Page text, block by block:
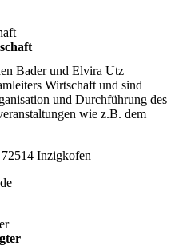
Bader und Elvira Utz
Wirtschaft und sind
und Durchführung des
wie z.B. dem
Inzigkofen